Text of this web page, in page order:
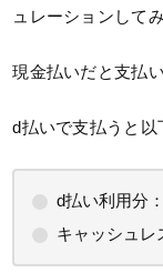
ュレーションして
現金払いだと支払
d払いで支払うと以
d払い利用分
キャッシュレ